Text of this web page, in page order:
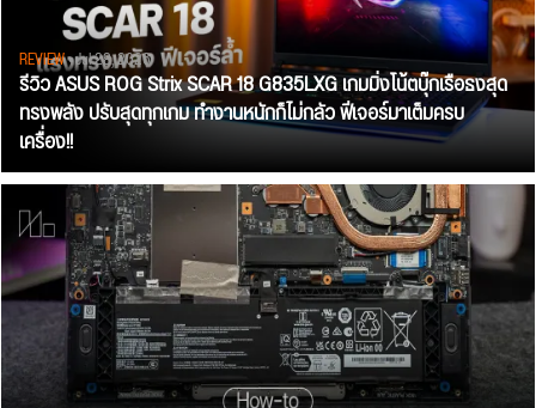
REVIEW• Jul 28, 2026
รีวิว ASUS ROG Strix SCAR 18 G835LXG เกมมิ่งโน้ตบุ๊กเรือธงสุด
ทรงพลัง ปรับสุดทุกเกม ทำงานหนักก็ไม่กลัว ฟีเจอร์มาเต็มครบ
เครื่อง!!